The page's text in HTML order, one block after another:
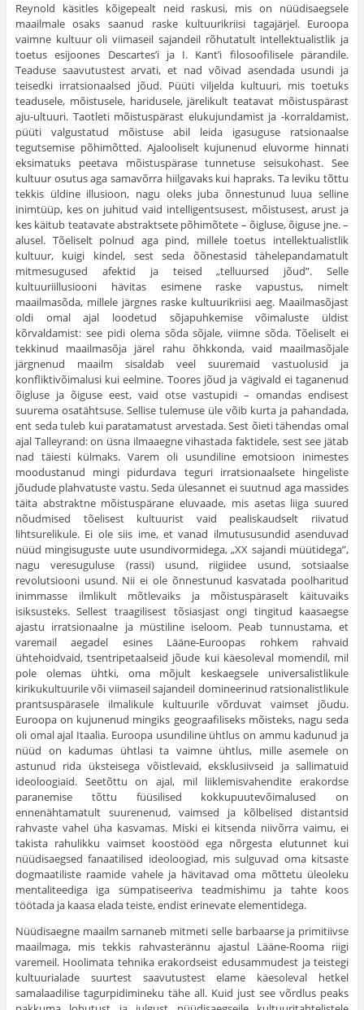
Reynold käsitles kõigepealt neid raskusi, mis on nüüdisaegsele
maailmale osaks saanud raske kultuurikriisi tagajärjel. Euroopa
vaimne kultuur oli viimaseil sajandeil rõhutatult intellektualistlik ja
toetus esijoones Descartes’i ja I. Kant’i filosoofilisele pärandile.
Teaduse saavutustest arvati, et nad võivad asendada usundi ja
teisedki irratsionaalsed jõud. Püüti viljelda kultuuri, mis toetuks
teadusele, mõistusele, haridusele, järelikult teatavat mõistuspärast
aju-ultuuri. Taotleti mõistuspärast elukujundamist ja -korraldamist,
püüti valgustatud mõistuse abil leida igasuguse ratsionaalse
tegutsemise põhimõtted. Ajalooliselt kujunenud eluvorme hinnati
eksimatuks peetava mõistuspärase tunnetuse seisukohast. See
kultuur osutus aga samavõrra hiilgavaks kui hapraks. Ta leviku tõttu
tekkis üldine illusioon, nagu oleks juba õnnestunud luua selline
inimtüüp, kes on juhitud vaid intelligentsusest, mõistusest, arust ja
kes käitub teatavate abstraktsete põhimõtete – õigluse, õiguse jne. –
alusel. Tõeliselt polnud aga pind, millele toetus intellektualistlik
kultuur, kuigi kindel, sest seda õõnestasid tähelepandamatult
mitmesugused afektid ja teised „telluursed jõud”. Selle
kultuuriillusiooni hävitas esimene raske vapustus, nimelt
maailmasõda, millele järgnes raske kultuurikriisi aeg. Maailmasõjast
oldi omal ajal loodetud sõjapuhkemise võimaluste üldist
kõrvaldamist: see pidi olema sõda sõjale, viimne sõda. Tõeliselt ei
tekkinud maailmasõja järel rahu õhkkonda, vaid maailmasõjale
järgnenud maailm sisaldab veel suuremaid vastuolusid ja
konfliktivõimalusi kui eelmine. Toores jõud ja vägivald ei taganenud
õigluse ja õiguse eest, vaid otse vastupidi – omandas endisest
suurema osatähtsuse. Sellise tulemuse üle võib kurta ja pahandada,
ent seda tuleb kui paratamatust arvestada. Sest õieti tähendas omal
ajal Talleyrand: on üsna ilmaaegne vihastada faktidele, sest see jätab
nad täiesti külmaks. Varem oli usundiline emotsioon inimestes
moodustanud mingi pidurdava teguri irratsionaalsete hingeliste
jõudude plahvatuste vastu. Seda ülesannet ei suutnud aga massides
täita abstraktne mõistuspärane eluvaade, mis asetas liiga suured
nõudmised tõelisest kultuurist vaid pealiskaudselt riivatud
lihtsurelikule. Ei ole siis ime, et vanad ilmutususundid asenduvad
nüüd mingisuguste uute usundivormidega, „XX sajandi müütidega”,
nagu veresuguluse (rassi) usund, riigiidee usund, sotsiaalse
revolutsiooni usund. Nii ei ole õnnestunud kasvatada poolharitud
inimmasse ilmlikult mõtlevaiks ja mõistuspäraselt käituvaiks
isiksusteks. Sellest traagilisest tõsiasjast ongi tingitud kaasaegse
ajastu irratsionaalne ja müstiline iseloom. Peab tunnustama, et
varemail aegadel esines Lääne-Euroopas rohkem rahvaid
ühtehoidvaid, tsentripetaalseid jõude kui käesoleval momendil, mil
pole olemas ühtki, oma mõjult keskaegsele universalistlikule
kirikukultuurile või viimaseil sajandeil domineerinud ratsionalistlikule
prantsuspärasele ilmalikule kultuurile võrduvat vaimset jõudu.
Euroopa on kujunenud mingiks geograafiliseks mõisteks, nagu seda
oli omal ajal Itaalia. Euroopa usundiline ühtlus on ammu kadunud ja
nüüd on kadumas ühtlasi ta vaimne ühtlus, mille asemele on
astunud rida üksteisega võistlevaid, eksklusiivseid ja sallimatuid
ideoloogiaid. Seetõttu on ajal, mil liiklemisvahendite erakordse
paranemise tõttu füüsilised kokkupuutevõimalused on
ennenähtamatult suurenenud, vaimsed ja kõlbelised distantsid
rahvaste vahel üha kasvamas. Miski ei kitsenda niivõrra vaimu, ei
takista rahulikku vaimset koostööd ega nõrgesta elutunnet kui
nüüdisaegsed fanaatilised ideoloogiad, mis sulguvad oma kitsaste
dogmaatiliste raamide vahele ja hävitavad oma mõttetu üleoleku
mentaliteediga iga sümpatiseeriva teadmishimu ja tahte koos
töötada ja kaasa elada teiste, endist erinevate elementidega.
Nüüdisaegne maailm sarnaneb mitmeti selle barbaarse ja primitiivse
maailmaga, mis tekkis rahvasterännu ajastul Lääne-Rooma riigi
varemeil. Hoolimata tehnika erakordseist edusammudest ja teistegi
kultuurialade suurtest saavutustest elame käesoleval hetkel
samalaadilise tagurpidimineku tähe all. Kuid just see võrdlus peaks